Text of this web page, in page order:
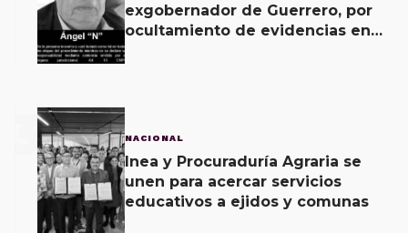
exgobernador de Guerrero, por
ocultamiento de evidencias en
3 NACIONAL
Inea y Procuraduría Agraria se
unen para acercar servicios
educativos a ejidos y comunas